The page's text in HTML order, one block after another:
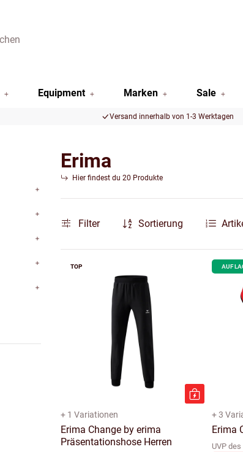
Equipment Marken Sale
Versand innerhalb von 1-3 Werktagen
Erima
Hier findest du 20 Produkte
Filter Sortierung
TOP
+ 1 Variationen
Erima Change by erima
Präsentationshose Herren
AUF
+ 3
Erima
UVP